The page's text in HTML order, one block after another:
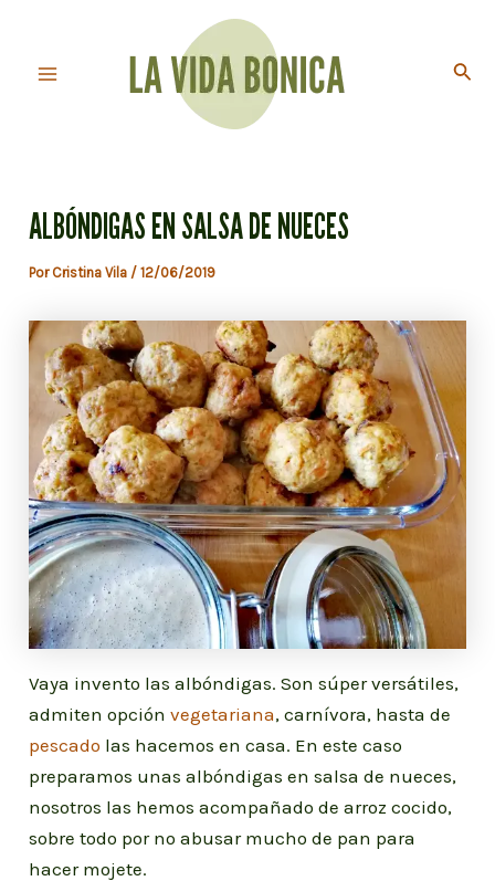
contenido
ALBÓNDIGAS EN SALSA DE NUECES
Por Cristina Vila /12/06/2019
Vaya invento las albóndigas. Son súper versátiles,
admiten opciónvegetariana, carnívora, hasta de
pescado las hacemos en casa. En este caso
preparamos unas albóndigas en salsa de nueces,
nosotros las hemos acompañado de arroz cocido,
sobre todo por no abusar mucho de pan para
hacer mojete.